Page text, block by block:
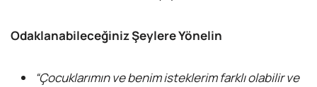
Odaklanabileceğiniz Şeylere Yönelin
“Çocuklarımın ve benim isteklerim farklı olabilir ve